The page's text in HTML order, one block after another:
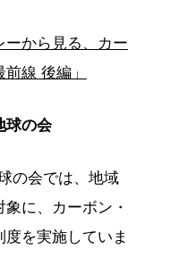
ーから見る、カー
線 後編」
球の会
の会では、地域
に、カーボン・
を実施していま